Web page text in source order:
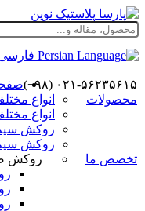
۰۲۱-۵۶۲۳۵۶۱۵ (۹۸+)
محصولات
انواع
انواع
روکش
روکش
تخصص ما
روکش